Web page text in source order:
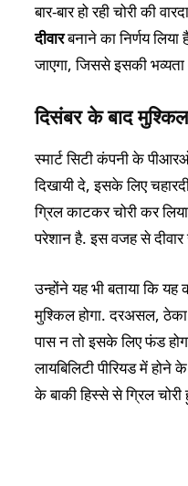
बार-बार हो रही चोरी की
दीवारबनाने का निर्णय
जाएगा, जिससे इसकी
दिसंबर के बाद मुश्किल
स्मार्ट सिटी कंपनी के
दिखायी दे, इसके लिए
ग्रिल काटकर चोरी कर
परेशान है. इस वजह से दीवार
उन्होंने यह भी बताया कि यह
मुश्किल होगा. दरअसल, ठेका
पास न तो इसके लिए फंड
लायबिलिटी पीरियड में होने
के बाकी हिस्से से ग्रिल चोरी